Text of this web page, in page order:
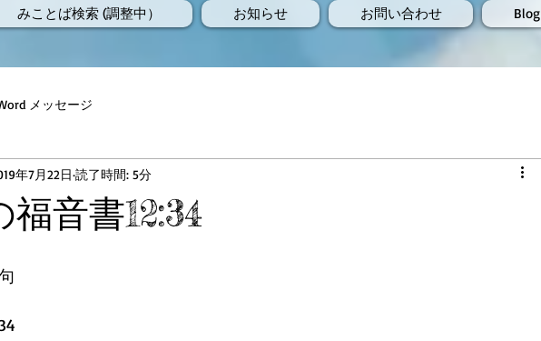
みことば検索 (調整中） お知らせ お問い合わせ Blog
メッセージ
音書12:34
年7月22日 読了時間: 5分